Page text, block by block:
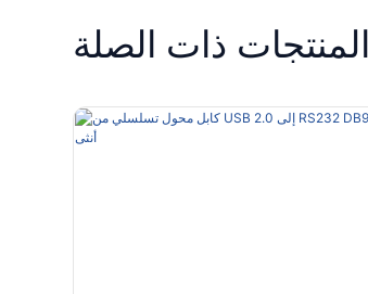
المنتجات ذات الصلة